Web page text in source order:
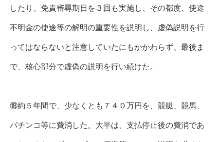
したり、免責審尋期日を３回も実施し、その都度、使途
不明金の使途等の解明の重要性を説明し、虚偽説明を行
ってはならないと注意していたにもかかわらず、最後ま
で、核心部分で虚偽の説明を行い続けた。
⑱約５年間で、少なくとも７４０万円を、競艇、競馬、
パチンコ等に費消した。大半は、支払停止後の費消であ